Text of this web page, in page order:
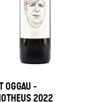
OGGAU -
2022